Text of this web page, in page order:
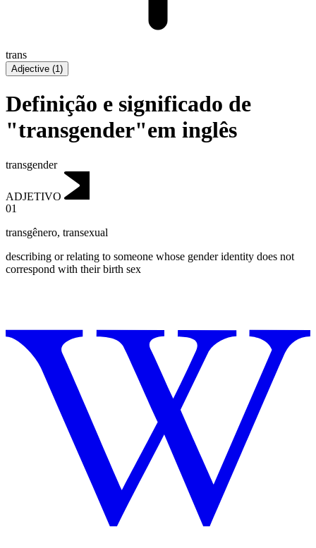
trans
Adjective (1)
Definição e significado de
"transgender"em inglês
transgender
ADJETIVO
01
transgênero, transexual
describing or relating to someone whose gender identity does not
correspond with their birth sex